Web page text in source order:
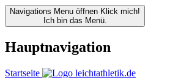
Navigations Menu öffnen Klick mich!
Ich bin das Menü.
Hauptnavigation
Startseite